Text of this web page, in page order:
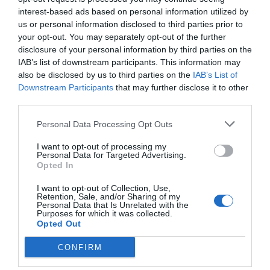
interest-based ads based on personal information utilized by
us or personal information disclosed to third parties prior to
your opt-out. You may separately opt-out of the further
disclosure of your personal information by third parties on the
IAB’s list of downstream participants. This information may
also be disclosed by us to third parties on the IAB’s List of
Downstream Participants that may further disclose it to other
Personal Data Processing Opt Outs
I want to opt-out of processing my
Personal Data for Targeted Advertising.
Opted In
I want to opt-out of Collection, Use,
Retention, Sale, and/or Sharing of my
Personal Data that Is Unrelated with the
Purposes for which it was collected.
Opted Out
CONFIRM
που θα μπορούσε να έχει μεγαλύτερη σημασία και
μεγαλύτερη αποτελεσματικότητα.
ΤοPeoplePleasing, οι δημόσιες σχέσεις, και
τοbabysitting συνεργατών εξαντλεί, και σίγουρα
ανοίκει στην παραπάνω κατηγορία. Όλα υπό τον
φόβο της έλλειψης, ή της απώλειας, μιας
συνεργασίας, μιας σύστασης, μιας πληρωμής
στην ώρα της. Αλλά για αυτό θα μιλήσουμε σε
Το κόστος ευκαιρίας δεν φαίνεται στα λογιστικά
βιβλία. Δεν εμφανίζεται ως ζημιά. Είναι αθόρυβο.
Και γι’ αυτό είναι επικίνδυνο. Γιατί μας κάνει να
πιστεύουμε ότι «δεν πειράζει». Όπως δεν πειράζει
να έχουμε μια οδοντόκρεμα παραπάνω. Μέχρι να
συνειδητοποιήσουμε ότι αυτή η λογική, όταν
μεταφέρεται στην επιχείρηση, γίνεται βαρίδι.